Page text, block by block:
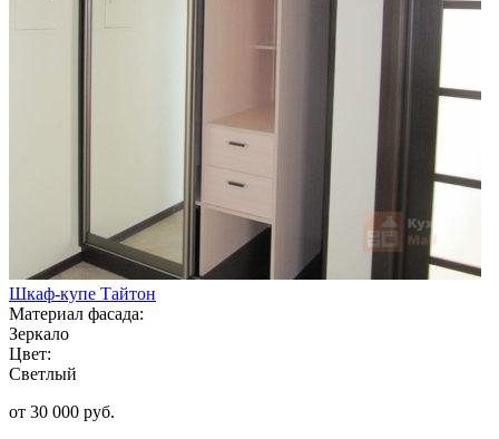
Шкаф-купе Тайтон
Материал фасада:
Зеркало
Цвет:
Светлый
от 30 000 руб.